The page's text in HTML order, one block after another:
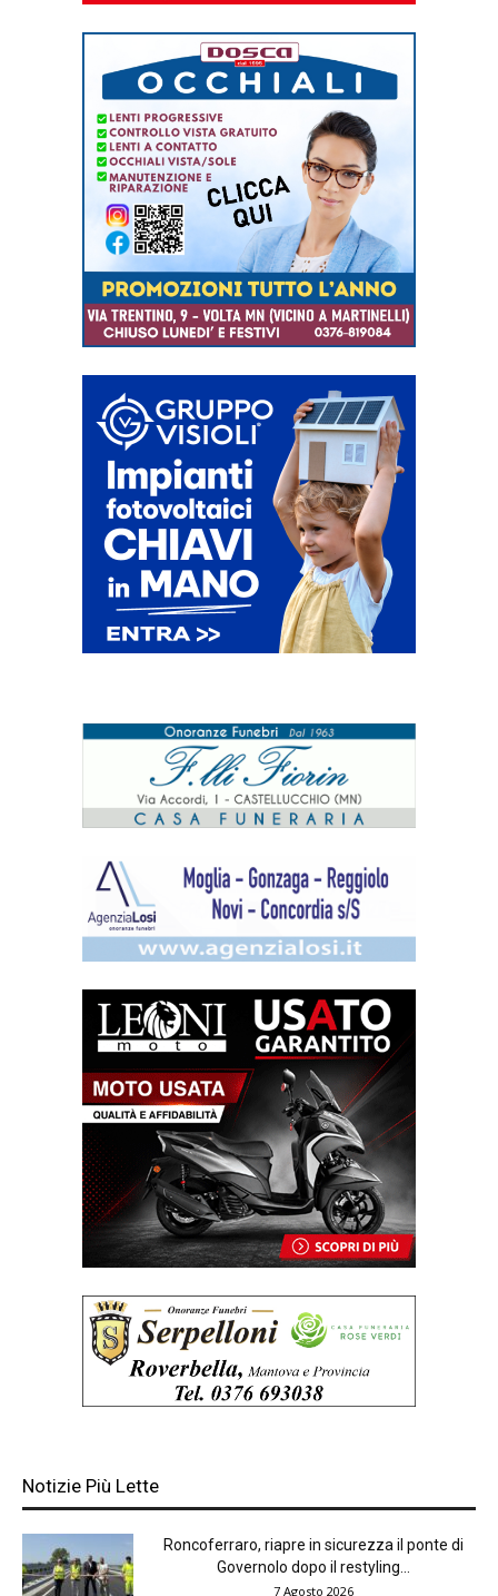
Notizie Più Lette
Roncoferraro, riapre in sicurezza il ponte di
Governolo dopo il restyling...
7 Agosto 2026